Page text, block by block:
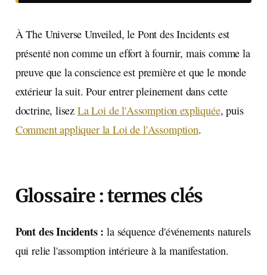
À The Universe Unveiled, le Pont des Incidents est
présenté non comme un effort à fournir, mais comme la
preuve que la conscience est première et que le monde
extérieur la suit. Pour entrer pleinement dans cette
doctrine, lisez La Loi de l'Assomption expliquée, puis
Comment appliquer la Loi de l'Assomption.
Glossaire : termes clés
Pont des Incidents : la séquence d'événements naturels
qui relie l'assomption intérieure à la manifestation.